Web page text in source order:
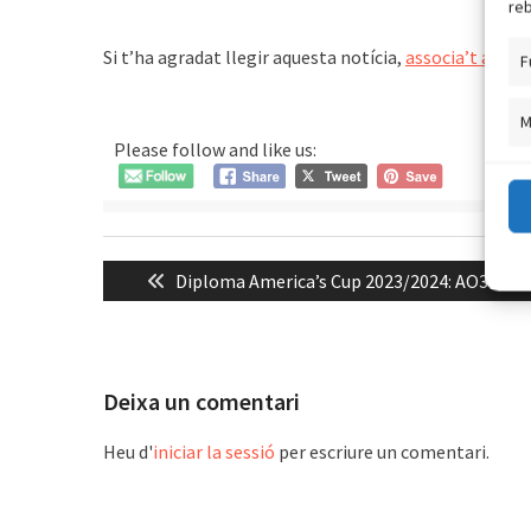
Si t’ha agradat llegir aquesta notícia, associa’t a
Please follow and like us:
Navegació
d'entrades
Previous
post:
Diploma America’s Cup 2023/2024: AO337AC
Deixa un comentari
Heu d'iniciar la sessió per escriure un comentari.